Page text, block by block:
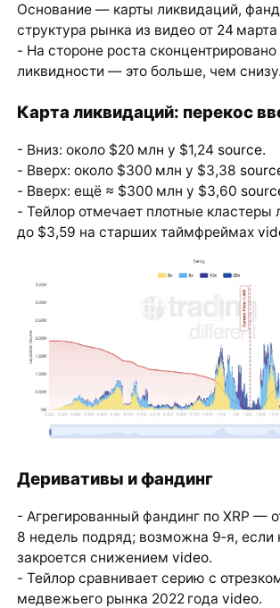
Основание — карты ликвидаций,
структура рынка из видео от 24 марта
- На стороне роста
ликвидности — это больше, чем снизу.
Карта ликвидаций: перекос
- Вниз: около $20 млн у $1,24 source.
- Вверх: около $300 млн у $3,38
- Вверх: ещё ≈ $300 млн у $3,60
- Тейлор отмечает плотные кластеры
до $3,59 на старших таймфреймах
Деривативы и фандинг
- Агрегированный фандинг по XRP —
8 недель подряд; возможна 9‑я, если
закроется снижением video.
- Тейлор сравнивает серию с
медвежьего рынка 2022 года video.